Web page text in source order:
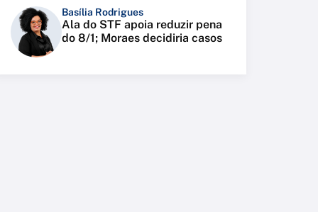
Basília Rodrigues
Ala do STF apoia reduzir pena
do 8/1; Moraes decidiria casos